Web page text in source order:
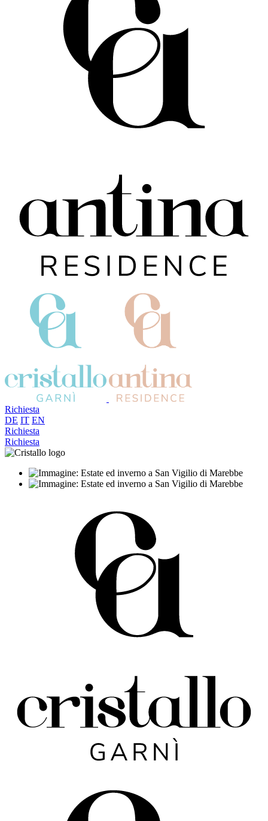
Richiesta
DE IT EN
Richiesta
Richiesta